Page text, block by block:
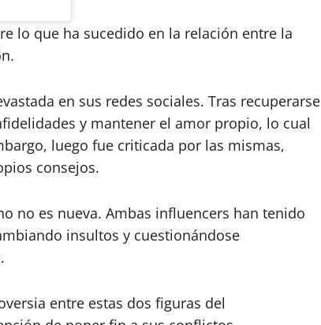
lo que ha sucedido en la relación entre la
en sus redes sociales. Tras recuperarse
y mantener el amor propio, lo cual
luego fue criticada por las mismas,
consejos.
no es nueva. Ambas influencers han tenido
insultos y cuestionándose
entre estas dos figuras del